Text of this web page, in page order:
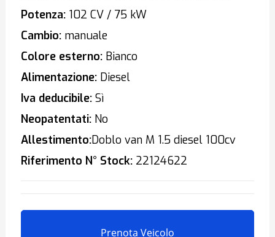
Potenza:102 CV / 75 kW
Cambio:manuale
Colore esterno:Bianco
Alimentazione:Diesel
Iva deducibile:Sì
Neopatentati:No
Allestimento:Doblo van M 1.5 diesel 100cv
Riferimento N° Stock:22124622
Prenota Veicolo